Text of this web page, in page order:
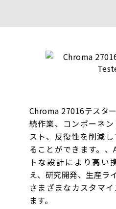
Chroma 27016テスタ
続作業、コンポーネ
スト、反復性を削減
ることができます。
トな設計により高い
え、研究開発、生産ラ
さまざまなカスタマ
ます。